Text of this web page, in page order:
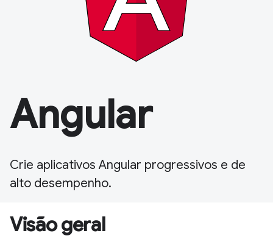
Angular
Crie aplicativos Angular progressivos e de
alto desempenho.
Visão geral